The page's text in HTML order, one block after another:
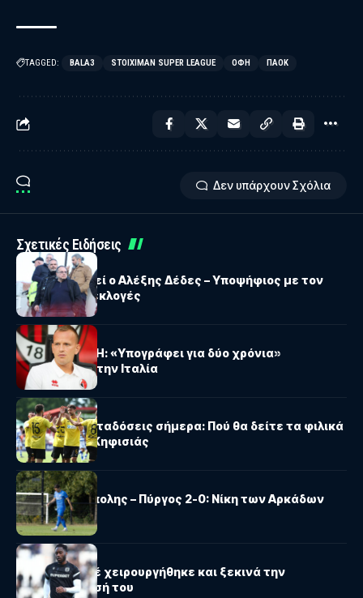
TAGGED: BALA3 STOIXIMAN SUPER LEAGUE ΟΦΗ ΠΑΟΚ
Δεν υπάρχουν Σχόλια
Σχετικές Ειδήσεις
ΑΕΚ
ΑΕΚ: Αποχωρεί ο Αλέξης Δέδες – Υποψήφιος με τον
Τσίπρα στις εκλογές
ΟΦΗ
Ντίκμαν – ΟΦΗ: «Υπογράφει για δύο χρόνια»
αναφέρουν στην Ιταλία
ΜΕΤΑΔΟΣΕΙΣ TV
Αθλητικές μεταδόσεις σήμερα: Πού θα δείτε τα φιλικά
ΑΕΚ, Άρη και Κηφισιάς
ΑΣΤΕΡΑΣ AKTOR
Αστέρας Τρίπολης – Πύργος 2-0: Νίκη των Αρκάδων
στο φιλικό
ΠΑΟΚ
ΠΑΟΚ: Ο Μεϊτέ χειρουργήθηκε και ξεκινά την
αποκατάστασή του